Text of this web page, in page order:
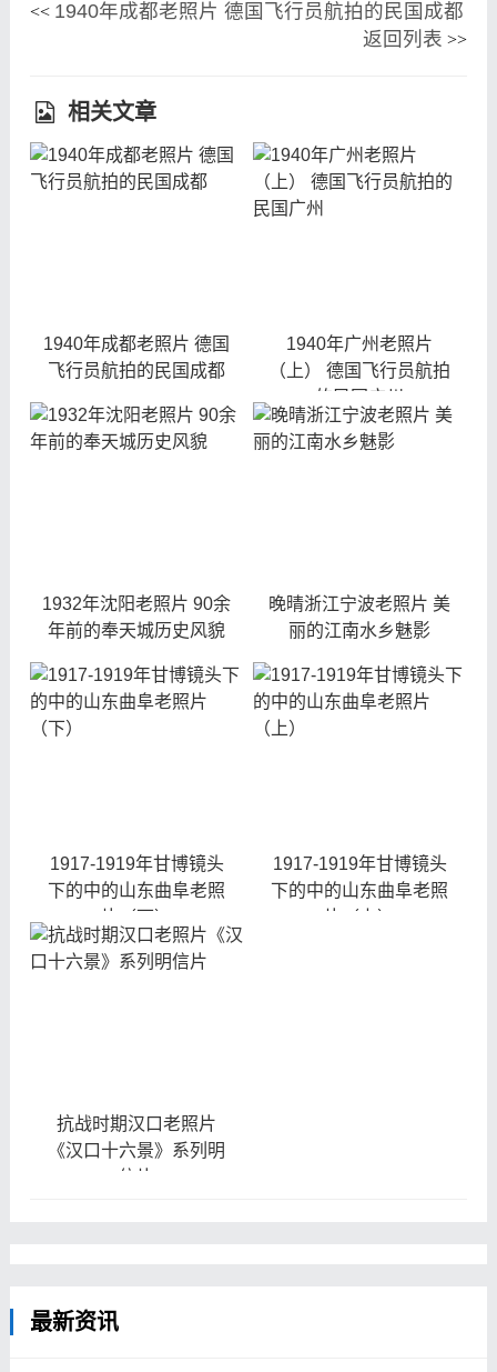
<< 1940年成都老照片 德国飞行员航拍的民国成都
返回列表 >>
相关文章
1940年成都老照片 德国
飞行员航拍的民国成都
1940年广州老照片
（上） 德国飞行员航拍
的民国广州
1932年沈阳老照片 90余
年前的奉天城历史风貌
晚晴浙江宁波老照片 美
丽的江南水乡魅影
1917-1919年甘博镜头
下的中的山东曲阜老照
片（下）
1917-1919年甘博镜头
下的中的山东曲阜老照
片（上）
抗战时期汉口老照片
《汉口十六景》系列明
信片
最新资讯